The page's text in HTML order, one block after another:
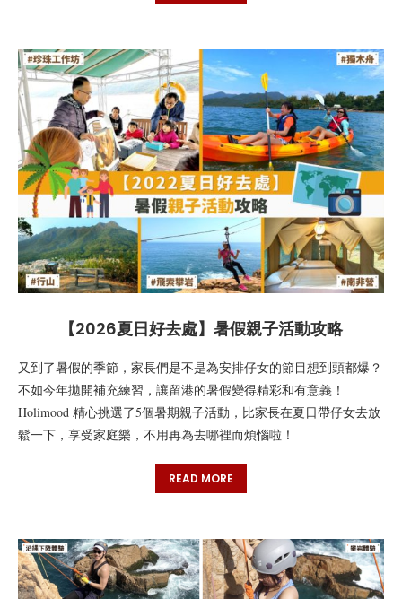
【2026夏日好去處】暑假親子活動攻略
又到了暑假的季節，家長們是不是為安排仔女的節目想到頭都爆？
不如今年拋開補充練習，讓留港的暑假變得精彩和有意義！
Holimood 精心挑選了5個暑期親子活動，比家長在夏日帶仔女去放
鬆一下，享受家庭樂，不用再為去哪裡而煩惱啦！
READ MORE